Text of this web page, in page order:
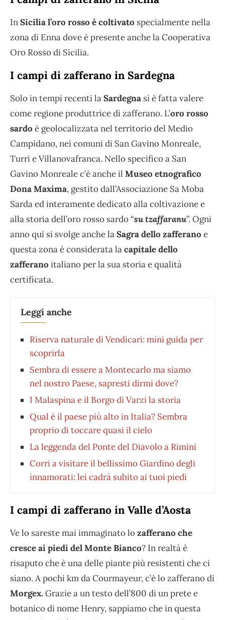
InSicilia l’oro rosso è coltivato specialmente nella
zona di Enna dove è presente anche la Cooperativa
Oro Rosso di Sicilia.
I campi di zafferano in Sardegna
Solo in tempi recenti laSardegna si è fatta valere
come regione produttrice di zafferano. L’oro rosso
sardo è geolocalizzata nel territorio del Medio
Campidano, nei comuni di San Gavino Monreale,
Turri e Villanovafranca. Nello specifico a San
Gavino Monreale c’è anche il Museo etnografico
Dona Maxima, gestito dall’Associazione Sa Moba
Sarda ed interamente dedicato alla coltivazione e
alla storia dell’oro rosso sardo “su tzaffaranu”. Ogni
anno qui si svolge anche laSagra dello zafferano e
questa zona è considerata lacapitale dello
zafferano italiano per la sua storia e qualità
certificata.
Leggi anche
Riserva naturale di Vendicari: mini guida per
scoprirla
Sembra di essere a Montecarlo ma siamo
nel nostro Paese, sapresti dirmi dove?
I Malaspina e il Borgo di Varzi la storia
Qual è il paese più alto in Italia? Sembra
proprio di toccare quasi il cielo
La leggenda del Ponte del Diavolo a Rimini
Corri a visitare il bellissimo Giardino degli
innamorati: lei cadrà subito ai tuoi piedi
I campi di zafferano in Valle d’Aosta
Ve lo sareste mai immaginato lozafferano che
cresce ai piedi del Monte Bianco? In realtà è
risaputo che è una delle piante più resistenti che ci
siano. A pochi km da Courmayeur, c’è lo zafferano di
Morgex. Grazie a un testo dell’800 di un prete e
botanico di nome Henry, sappiamo che in questa